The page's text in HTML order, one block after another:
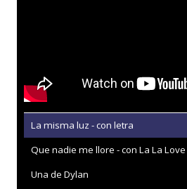
La misma luz - con letra
Que nadie me llore - con La La Love
Una de Dylan